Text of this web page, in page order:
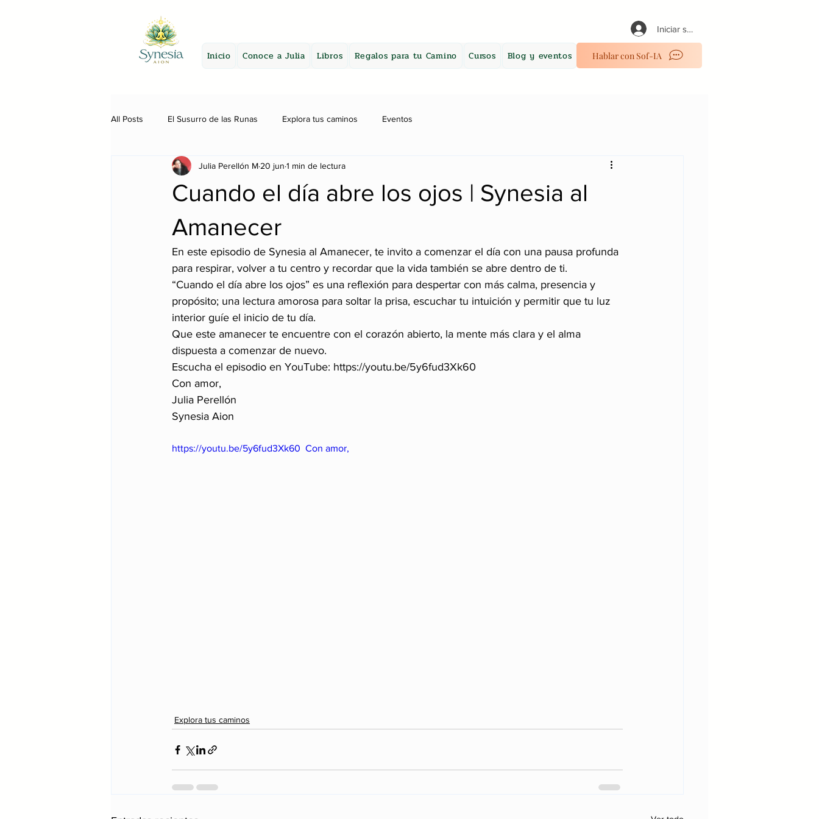
Inicio Conoce a Julia Libros Regalos para tu Camino Cursos Blog y eventos
Iniciar sesión
Hablar con Sof-IA
All Posts El Susurro de las Runas Explora tus caminos Eventos
Cuando el día abre los ojos | Synesia al
Amanecer
Julia Perellón M 20 jun 1 min de lectura
En este episodio de Synesia al Amanecer, te invito a comenzar el día con una pausa profunda
para respirar, volver a tu centro y recordar que la vida también se abre dentro de ti.
“Cuando el día abre los ojos” es una reflexión para despertar con más calma, presencia y
propósito; una lectura amorosa para soltar la prisa, escuchar tu intuición y permitir que tu luz
interior guíe el inicio de tu día.
Que este amanecer te encuentre con el corazón abierto, la mente más clara y el alma
dispuesta a comenzar de nuevo.
Escucha el episodio en YouTube: https://youtu.be/5y6fud3Xk60
Con amor,
Julia Perellón
Synesia Aion
https://youtu.be/5y6fud3Xk60  Con amor,
Explora tus caminos